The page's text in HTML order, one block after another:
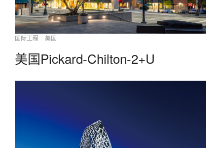
国际工程 美国
美国Pickard-Chilton-2+U